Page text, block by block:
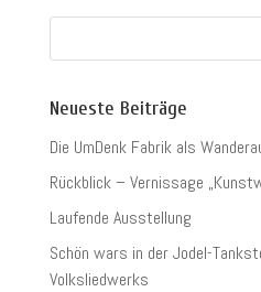
Neueste Beiträge
Die UmDenk Fabrik als
Rückblick – Vernissage
Laufende Ausstellung
Schön wars in der Jodel-
Volksliedwerks